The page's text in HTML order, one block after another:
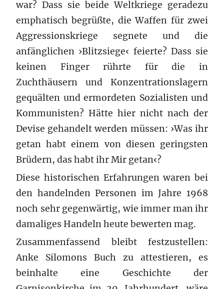
war? Dass sie beide Weltkriege geradezu
emphatisch begrüßte, die Waffen für zwei
Aggressionskriege segnete und die
anfänglichen ›Blitzsiege‹ feierte? Dass sie
keinen Finger rührte für die in
Zuchthäusern und Konzentrationslagern
gequälten und ermordeten Sozialisten und
Kommunisten? Hätte hier nicht nach der
Devise gehandelt werden müssen: ›Was ihr
getan habt einem von diesen geringsten
Brüdern, das habt ihr Mir getan‹?
Diese historischen Erfahrungen waren bei
den handelnden Personen im Jahre 1968
noch sehr gegenwärtig, wie immer man ihr
damaliges Handeln heute bewerten mag.
Zusammenfassend bleibt festzustellen:
Anke Silomons Buch zu attestieren, es
beinhalte eine Geschichte der